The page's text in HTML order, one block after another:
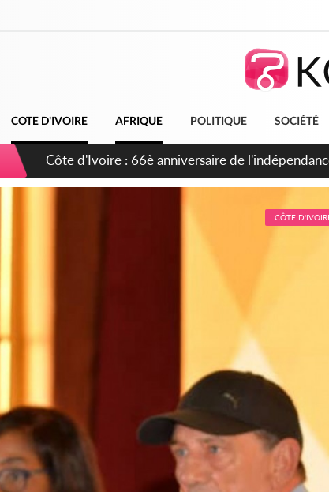
COTE D'IVOIRE AFRIQUE POLITIQUE SOCIÉTÉ
Côte d'Ivoire : À Abidjan, Amadou Oury Bah
développement de la Guinée
CÔTE